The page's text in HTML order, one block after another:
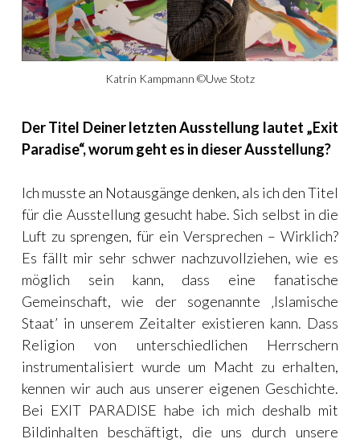
Katrin Kampmann ©Uwe Stotz
Der Titel Deiner letzten Ausstellung lautet „Exit
Paradise“, worum geht es in dieser Ausstellung?
Ich musste an Notausgänge denken, als ich den Titel
für die Ausstellung gesucht habe. Sich selbst in die
Luft zu sprengen, für ein Versprechen – Wirklich?
Es fällt mir sehr schwer nachzuvollziehen, wie es
möglich sein kann, dass eine fanatische
Gemeinschaft, wie der sogenannte ‚Islamische
Staat’ in unserem Zeitalter existieren kann. Dass
Religion von unterschiedlichen Herrschern
instrumentalisiert wurde um Macht zu erhalten,
kennen wir auch aus unserer eigenen Geschichte.
Bei EXIT PARADISE habe ich mich deshalb mit
Bildinhalten beschäftigt, die uns durch unsere